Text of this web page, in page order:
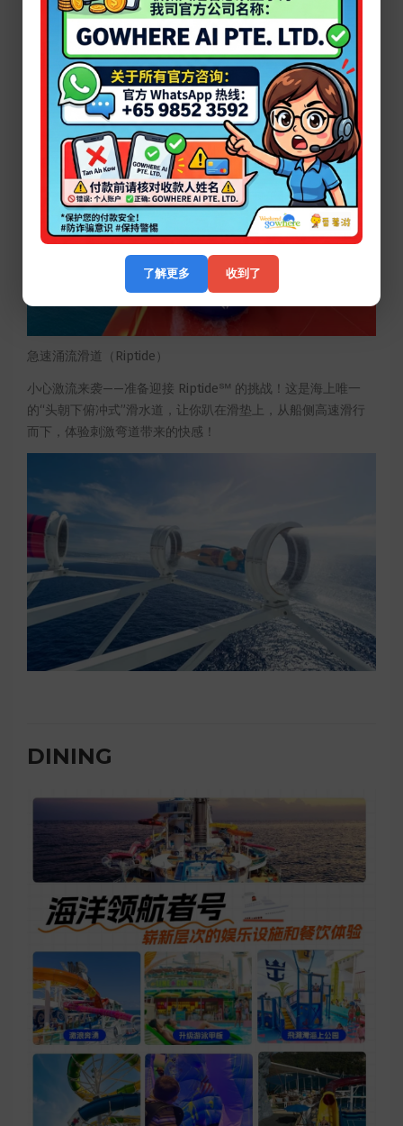
了解更多 收到了
疾速飞弹滑道（The Blaster）
在海上最长的水上滑道——The Blaster® 水上过山车上开启一
段刺激旅程！五个强力喷水推进器将你和好友一同带入惊险的
俯冲与转弯，体验全程悬挂在海面上方的超长滑道快感。
急速涌流滑道（Riptide）
小心激流来袭——准备迎接 Riptide℠ 的挑战！这是海上唯一
的“头朝下俯冲式”滑水道，让你趴在滑垫上，从船侧高速滑行
而下，体验刺激弯道带来的快感！
DINING